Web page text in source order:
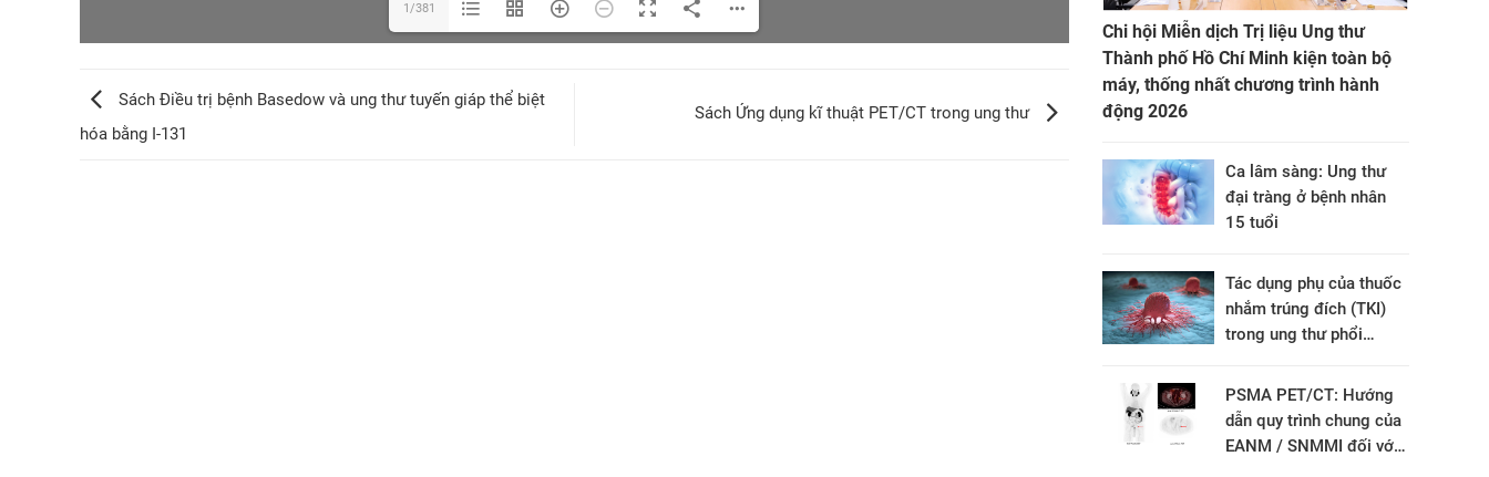
1/381
Sách Điều trị bệnh Basedow và ung thư tuyến giáp thể biệt
hóa bằng I-131
Sách Ứng dụng kĩ thuật PET/CT trong ung thư
Chi hội Miễn dịch Trị liệu Ung thư
Thành phố Hồ Chí Minh kiện toàn bộ
máy, thống nhất chương trình hành
động 2026
Ca lâm sàng: Ung thư
đại tràng ở bệnh nhân
15 tuổi
Tác dụng phụ của thuốc
nhắm trúng đích (TKI)
trong ung thư phổi
cách xử trí
PSMA PET/CT: Hướng
dẫn quy trình chung của
EANM / SNMMI đối với